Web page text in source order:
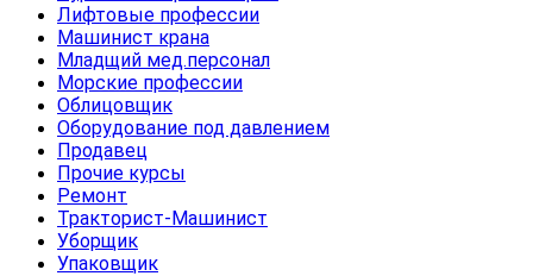
Лифтовые профессии
Машинист крана
Младщий мед.персонал
Морские профессии
Облицовщик
Оборудование под давлением
Продавец
Прочие курсы
Ремонт
Тракторист-Машинист
Уборщик
Упаковщик